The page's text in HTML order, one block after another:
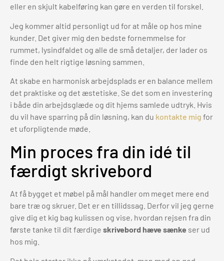
eller en skjult kabelføring kan gøre en verden til forskel.
Jeg kommer altid personligt ud for at måle op hos mine
kunder. Det giver mig den bedste fornemmelse for
rummet, lysindfaldet og alle de små detaljer, der lader os
finde den helt rigtige løsning sammen.
At skabe en harmonisk arbejdsplads er en balance mellem
det praktiske og det æstetiske. Se det som en investering
i både din arbejdsglæde og dit hjems samlede udtryk. Hvis
du vil have sparring på din løsning, kan du kontakte mig for
et uforpligtende møde.
Min proces fra din idé til
færdigt skrivebord
At få bygget et møbel på mål handler om meget mere end
bare træ og skruer. Det er en tillidssag. Derfor vil jeg gerne
give dig et kig bag kulissen og vise, hvordan rejsen fra din
første tanke til dit færdige skrivebord hæve sænke ser ud
hos mig.